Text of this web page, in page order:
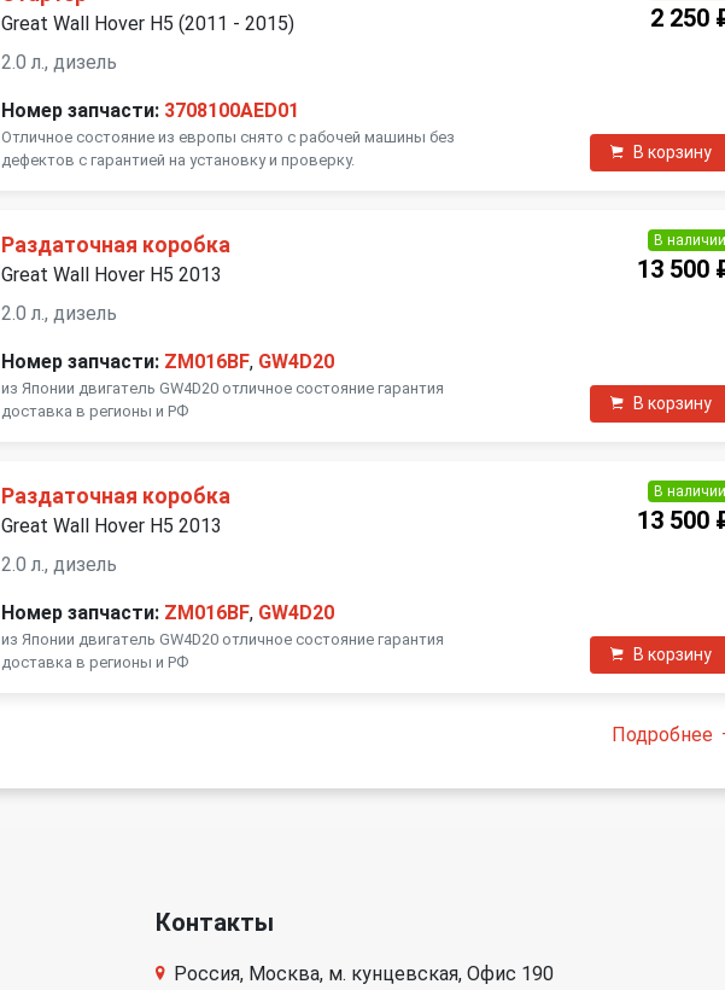
Great Wall Hover H5 (2011 - 2015)
2.0 л., дизель
Номер запчасти: 3708100AED01
Отличное состояние из европы снято с рабочей машины без
дефектов с гарантией на установку и проверку.
2 250
В корзину
Раздаточная коробка
Great Wall Hover H5 2013
2.0 л., дизель
Номер запчасти: ZM016BF, GW4D20
из Японии двигатель GW4D20 отличное состояние гарантия
доставка в регионы и РФ
В
13 500
В корзину
Раздаточная коробка
Great Wall Hover H5 2013
2.0 л., дизель
Номер запчасти: ZM016BF, GW4D20
из Японии двигатель GW4D20 отличное состояние гарантия
доставка в регионы и РФ
В
13 500
В корзину
Подробнее
Контакты
Россия, Москва, м. кунцевская, Офис 190